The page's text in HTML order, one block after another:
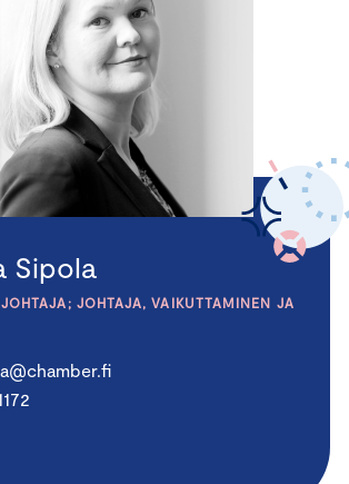
Sipola
JOHTAJA, VAIKUTTAMINEN JA